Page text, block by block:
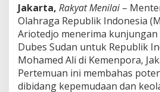
M
e
n
o
r
a
D
Jakarta, Rakyat Menilai–
Olahraga Republik Indonesia
Ariotedjo menerima
Dubes Sudan untuk Republik
Mohamed Ali di Kemenpora,
Pertemuan ini membahas
dibidang kepemudaan dan